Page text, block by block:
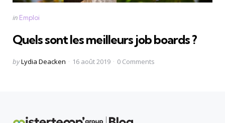
Categories
Posted
in Emploi
Quels sont les meilleurs job boards ?
Posted
byLydia Deacken 16 août 2019 0 Comments